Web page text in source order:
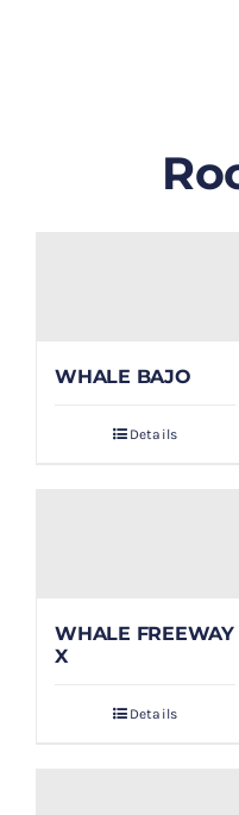
PAYMENT
WHALE BAJO
Details
WHALE FREEWAY
X
Details